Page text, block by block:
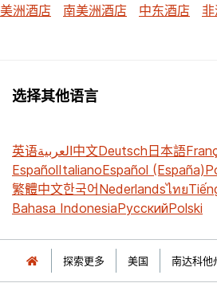
美洲酒店
南美洲酒店 中东酒店
选择其他语言
英语العربية中文Deutsch日本語
EspañolItalianoEspañol (España)
繁體中文한국어Nederlandsไทย
Bahasa IndonesiaРусскийPolski
探索更多 美国 南达科他